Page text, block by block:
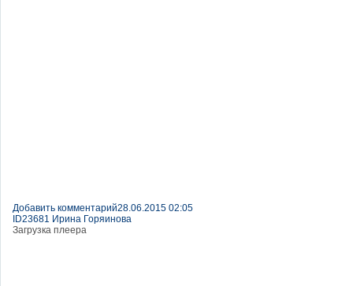
Добавить комментарий28.06.2015 02:05
ID23681 Ирина Горяинова
Загрузка плеера